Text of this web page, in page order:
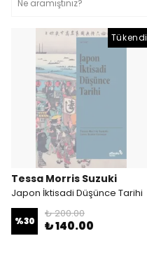
Tükendi
Tessa Morris Suzuki
Japon İktisadi Düşünce Tarihi
%30
₺ 200.00
₺ 140.00